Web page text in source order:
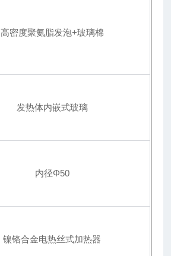
高密度聚氨脂发泡+玻璃棉
发热体内嵌式玻璃
内径Φ50
镍铬合金电热丝式加热器